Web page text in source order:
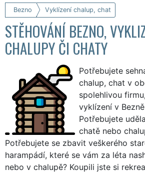
Bezno Vyklízení chalup, chat
STĚHOVÁNÍ BEZNO,
CHALUPY ČI CHATY
Potřebujete
chalup, chat v
spolehlivou
vyklízení v
Potřebujete
chatě nebo
Potřebujete se zbavit veškerého
harampádí, které se vám za léta
nebo v chalupě? Koupili jste si